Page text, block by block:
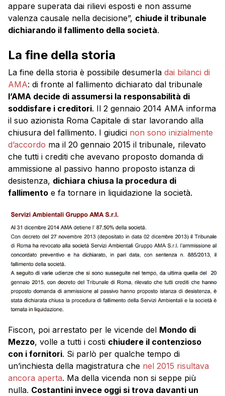
appare superata dai rilievi esposti e non assume
valenza causale nella decisione”, chiude il tribunale
dichiarando il fallimento della società.
La fine della storia
La fine della storia è possibile desumerla dai bilanci di
AMA: di fronte al fallimento dichiarato dal tribunale
l’AMA decide di assumersi la responsabilità di
soddisfare i creditori. Il 2 gennaio 2014 AMA informa
il suo azionista Roma Capitale di star lavorando alla
chiusura del fallimento. I giudici non sono inizialmente
d’accordo ma il 20 gennaio 2015 il tribunale, rilevato
che tutti i crediti che avevano proposto domanda di
ammissione al passivo hanno proposto istanza di
desistenza, dichiara chiusa la procedura di
fallimento e fa tornare in liquidazione la società.
Fiscon, poi arrestato per le vicende del Mondo di
Mezzo, volle a tutti i costi chiudere il contenzioso
con i fornitori. Si parlò per qualche tempo di
un’inchiesta della magistratura che nel 2015 risultava
ancora aperta. Ma della vicenda non si seppe più
nulla. Costantini invece oggi si trova davanti un